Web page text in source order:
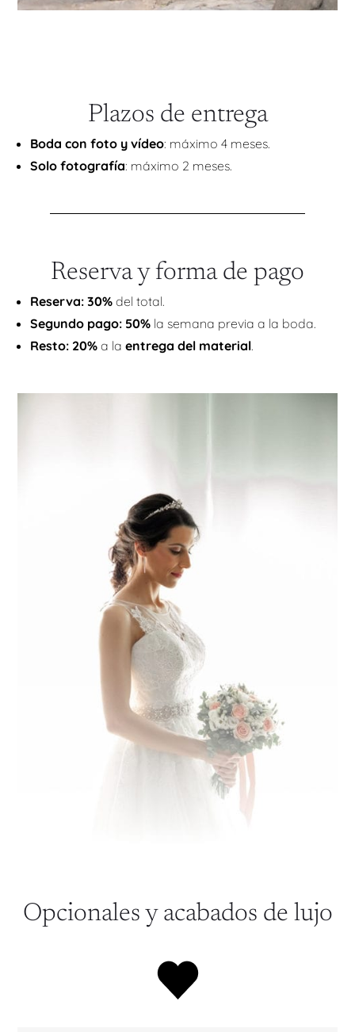
Plazos de entrega
Boda con foto y vídeo: máximo 4 meses.
Solo fotografía: máximo 2 meses.
Reserva y forma de pago
Reserva: 30% del total.
Segundo pago: 50% la semana previa a la boda.
Resto: 20% a laentrega del material.
Opcionales y acabados de lujo